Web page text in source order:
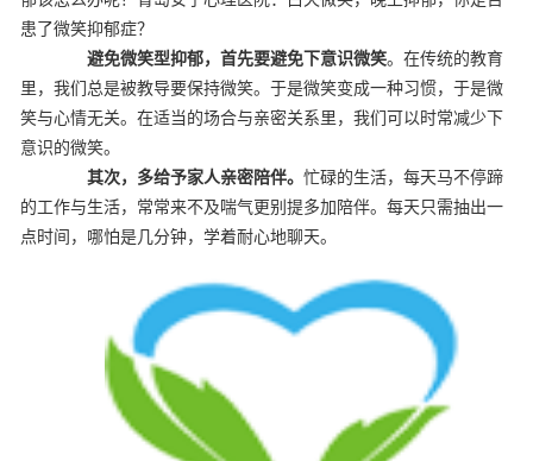
患了微笑抑郁症？
避免微笑型抑郁，首先要避免下意识微笑。在传统的教育
里，我们总是被教导要保持微笑。于是微笑变成一种习惯，于是微
笑与心情无关。在适当的场合与亲密关系里，我们可以时常减少下
意识的微笑。
其次，多给予家人亲密陪伴。 忙碌的生活，每天马不停蹄
的工作与生活，常常来不及喘气更别提多加陪伴。每天只需抽出一
点时间，哪怕是几分钟，学着耐心地聊天。